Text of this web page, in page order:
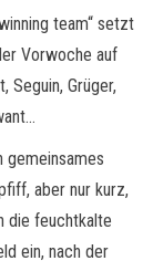
team“ setzt
Vorwoche auf
Seguin, Grüger,
gemeinsames
aber nur kurz,
die feuchtkalte
ein, nach der